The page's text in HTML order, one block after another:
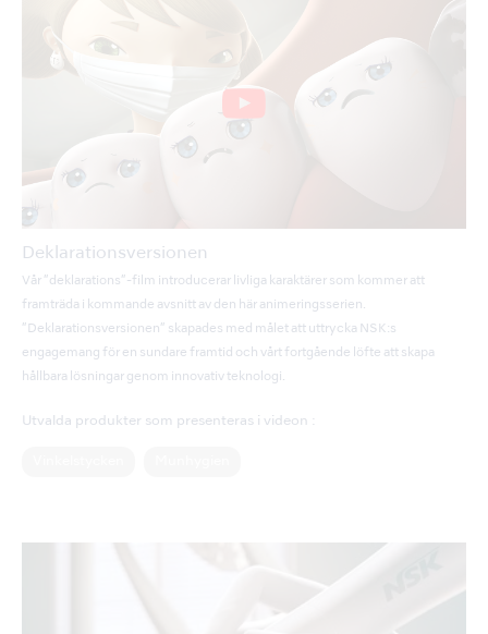
Deklarationsversionen
Vår ”deklarations”-film introducerar livliga karaktärer som kommer att
framträda i kommande avsnitt av den här animeringsserien.
”Deklarationsversionen” skapades med målet att uttrycka NSK:s
engagemang för en sundare framtid och vårt fortgående löfte att skapa
hållbara lösningar genom innovativ teknologi.
Utvalda produkter som presenteras i videon :